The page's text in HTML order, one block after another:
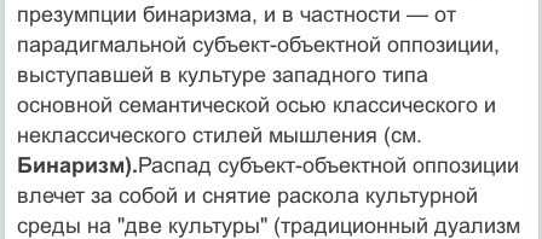
презумпции бинаризма, и в част­ности — от
парадигмальной субъект-объектной оппози­ции,
выступавшей в культуре западного типа
основной семантической осью классического и
неклассического стилей мышления (см.
Бинаризм).Распад субъект-объ­ектной оппозиции
влечет за собой и снятие раскола культурной
среды на "две культуры" (традиционный ду­ализм